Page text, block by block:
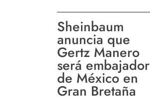
Sheinbaum
anuncia que
Gertz Manero
será embajador
de México en
Gran Bretaña